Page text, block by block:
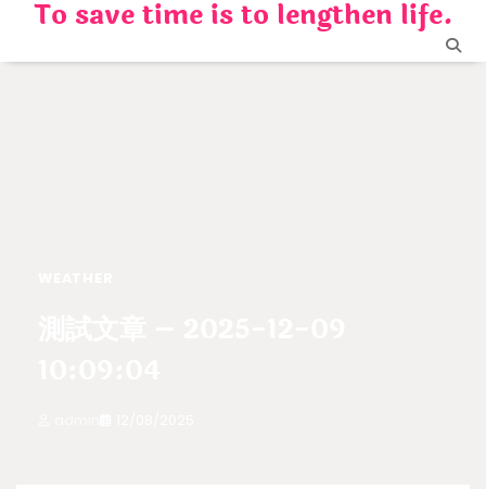
content
To save time is to lengthen life.